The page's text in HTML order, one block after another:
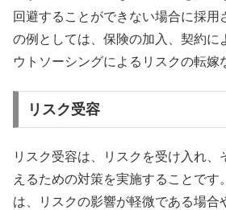
回避することができない場合に採用
の例としては、保険の加入、契約に
ウトソーシングによるリスクの転嫁
リスク受容
リスク受容は、リスクを受け入れ、
えるための対策を実施することです
は、リスクの影響が軽微である場合